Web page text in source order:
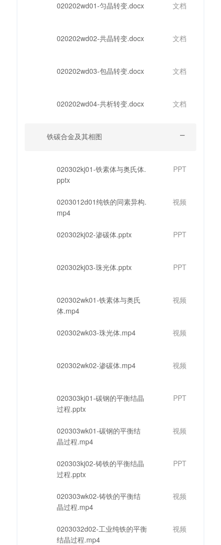
020202wd01-匀晶转变.docx 文档
020202wd02-共晶转变.docx 文档
020202wd03-包晶转变.docx 文档
020202wd04-共析转变.docx 文档
铁碳合金及其相图
020302kj01-铁素体与奥氏体.
pptx
PPT
0203012d01纯铁的同素异构.
mp4
视频
020302kj02-渗碳体.pptx PPT
020302kj03-珠光体.pptx PPT
020302wk01-铁素体与奥氏
体.mp4
视频
020302wk03-珠光体.mp4 视频
020302wk02-渗碳体.mp4 视频
020303kj01-碳钢的平衡结晶
过程.pptx
PPT
020303wk01-碳钢的平衡结
晶过程.mp4
视频
020303kj02-铸铁的平衡结晶
过程.pptx
PPT
020303wk02-铸铁的平衡结
晶过程.mp4
视频
0203032d02-工业纯铁的平衡
结晶过程.mp4
视频